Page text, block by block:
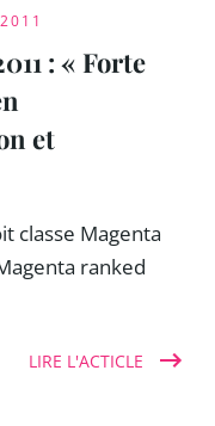
: « Forte
et
classe Magenta
ranked
LIRE L'ACTICLE